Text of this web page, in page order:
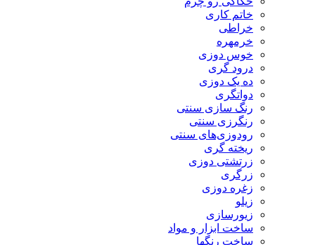
خاتم کاری
خراطی
خرمهره
خوس دوزی
درود گری
ده یک دوزی
دواتگری
رنگ سازی سنتی
رنگرزی سنتی
رودوزی‌های سنتی
ریخته گری
زرتشتی دوزی
زرگری
زغره دوزی
زیلو
زیورسازی
ساخت ابزار و مواد
ساخت رنگها